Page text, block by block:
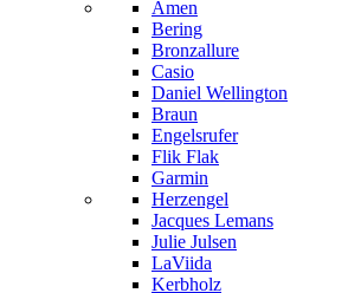
Amen
Bering
Bronzallure
Casio
Daniel Wellington
Braun
Engelsrufer
Flik Flak
Garmin
Herzengel
Jacques Lemans
Julie Julsen
LaViida
Kerbholz